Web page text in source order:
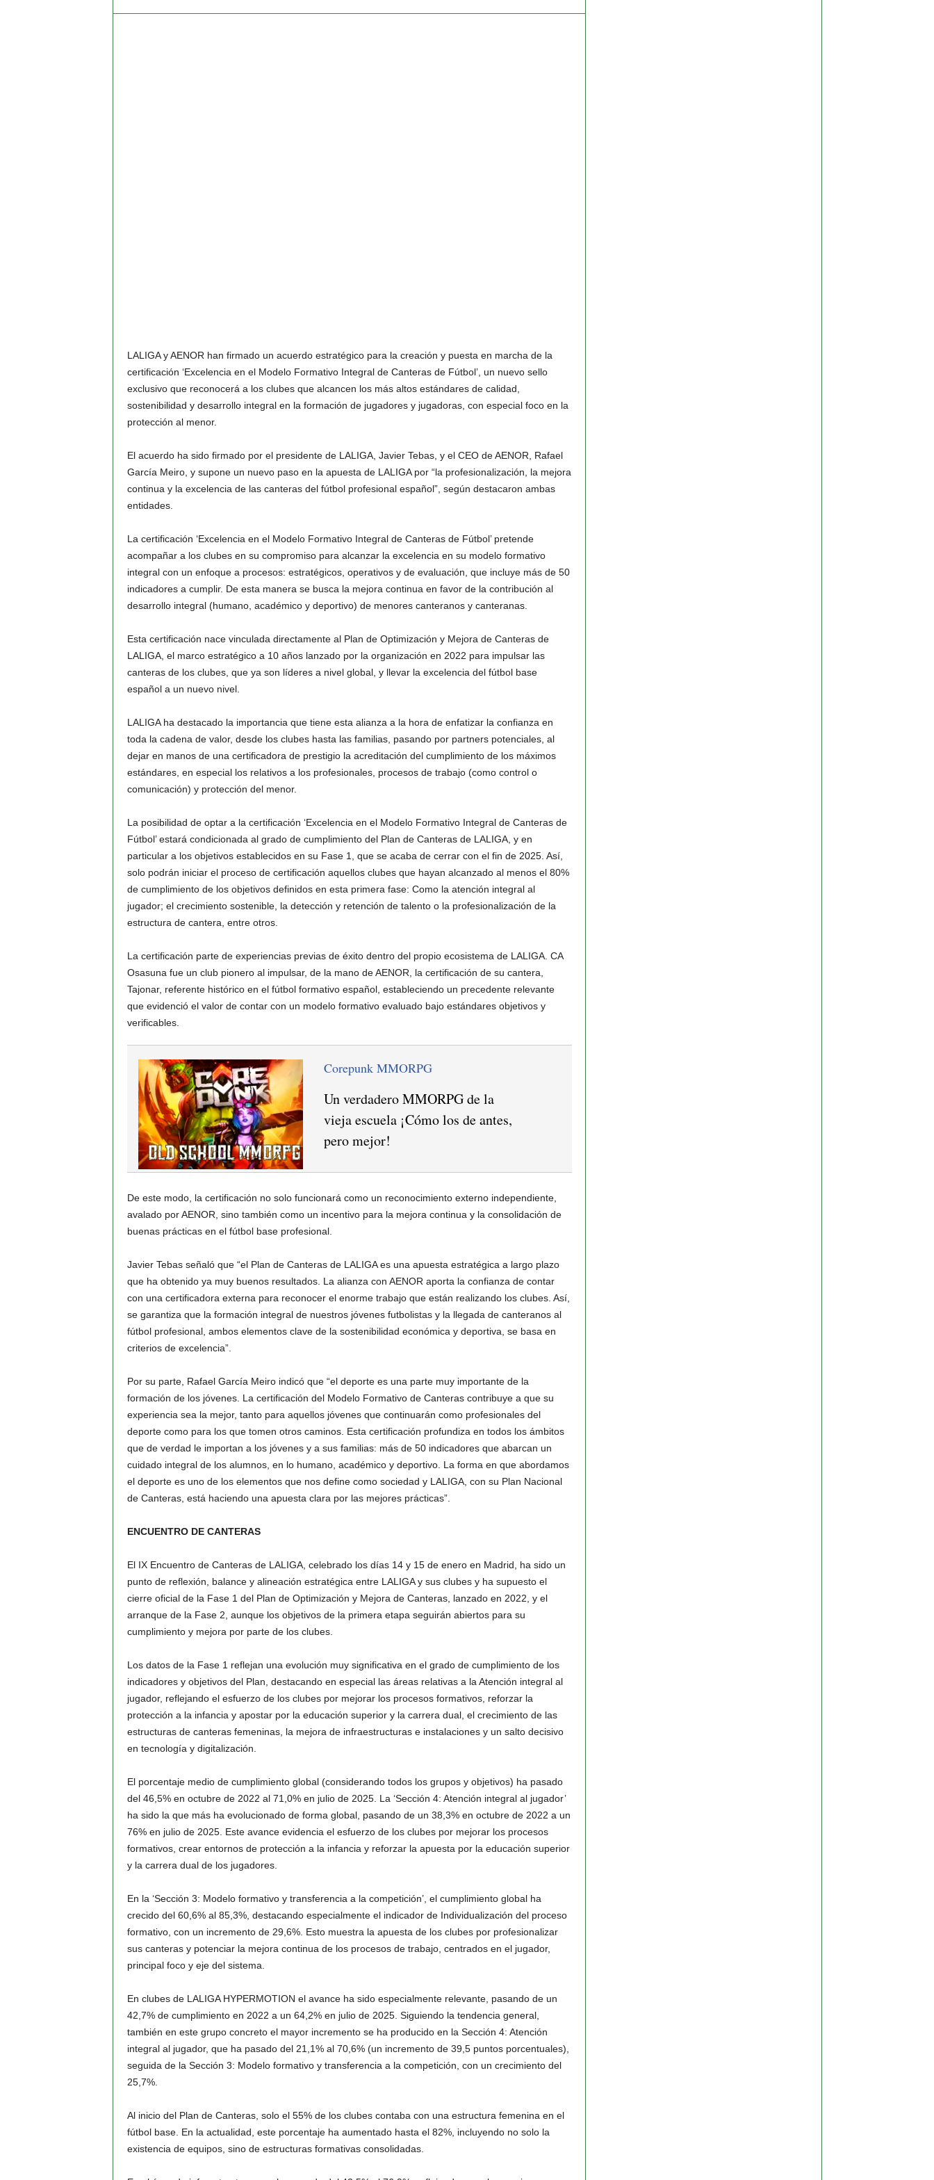
LALIGA y AENOR han firmado un acuerdo estratégico para la creación y puesta en marcha de la
certificación ‘Excelencia en el Modelo Formativo Integral de Canteras de Fútbol’, un nuevo sello
exclusivo que reconocerá a los clubes que alcancen los más altos estándares de calidad,
sostenibilidad y desarrollo integral en la formación de jugadores y jugadoras, con especial foco en la
protección al menor.
El acuerdo ha sido firmado por el presidente de LALIGA, Javier Tebas, y el CEO de AENOR, Rafael
García Meiro, y supone un nuevo paso en la apuesta de LALIGA por “la profesionalización, la mejora
continua y la excelencia de las canteras del fútbol profesional español”, según destacaron ambas
entidades.
La certificación ‘Excelencia en el Modelo Formativo Integral de Canteras de Fútbol’ pretende
acompañar a los clubes en su compromiso para alcanzar la excelencia en su modelo formativo
integral con un enfoque a procesos: estratégicos, operativos y de evaluación, que incluye más de 50
indicadores a cumplir. De esta manera se busca la mejora continua en favor de la contribución al
desarrollo integral (humano, académico y deportivo) de menores canteranos y canteranas.
Esta certificación nace vinculada directamente al Plan de Optimización y Mejora de Canteras de
LALIGA, el marco estratégico a 10 años lanzado por la organización en 2022 para impulsar las
canteras de los clubes, que ya son líderes a nivel global, y llevar la excelencia del fútbol base
español a un nuevo nivel.
LALIGA ha destacado la importancia que tiene esta alianza a la hora de enfatizar la confianza en
toda la cadena de valor, desde los clubes hasta las familias, pasando por partners potenciales, al
dejar en manos de una certificadora de prestigio la acreditación del cumplimiento de los máximos
estándares, en especial los relativos a los profesionales, procesos de trabajo (como control o
comunicación) y protección del menor.
La posibilidad de optar a la certificación ‘Excelencia en el Modelo Formativo Integral de Canteras de
Fútbol’ estará condicionada al grado de cumplimiento del Plan de Canteras de LALIGA, y en
particular a los objetivos establecidos en su Fase 1, que se acaba de cerrar con el fin de 2025. Así,
solo podrán iniciar el proceso de certificación aquellos clubes que hayan alcanzado al menos el 80%
de cumplimiento de los objetivos definidos en esta primera fase: Como la atención integral al
jugador; el crecimiento sostenible, la detección y retención de talento o la profesionalización de la
estructura de cantera, entre otros.
La certificación parte de experiencias previas de éxito dentro del propio ecosistema de LALIGA. CA
Osasuna fue un club pionero al impulsar, de la mano de AENOR, la certificación de su cantera,
Tajonar, referente histórico en el fútbol formativo español, estableciendo un precedente relevante
que evidenció el valor de contar con un modelo formativo evaluado bajo estándares objetivos y
verificables.
Corepunk MMORPG
Un verdadero MMORPG de la
vieja escuela ¡Cómo los de antes,
pero mejor!
De este modo, la certificación no solo funcionará como un reconocimiento externo independiente,
avalado por AENOR, sino también como un incentivo para la mejora continua y la consolidación de
buenas prácticas en el fútbol base profesional.
Javier Tebas señaló que “el Plan de Canteras de LALIGA es una apuesta estratégica a largo plazo
que ha obtenido ya muy buenos resultados. La alianza con AENOR aporta la confianza de contar
con una certificadora externa para reconocer el enorme trabajo que están realizando los clubes. Así,
se garantiza que la formación integral de nuestros jóvenes futbolistas y la llegada de canteranos al
fútbol profesional, ambos elementos clave de la sostenibilidad económica y deportiva, se basa en
criterios de excelencia”.
Por su parte, Rafael García Meiro indicó que “el deporte es una parte muy importante de la
formación de los jóvenes. La certificación del Modelo Formativo de Canteras contribuye a que su
experiencia sea la mejor, tanto para aquellos jóvenes que continuarán como profesionales del
deporte como para los que tomen otros caminos. Esta certificación profundiza en todos los ámbitos
que de verdad le importan a los jóvenes y a sus familias: más de 50 indicadores que abarcan un
cuidado integral de los alumnos, en lo humano, académico y deportivo. La forma en que abordamos
el deporte es uno de los elementos que nos define como sociedad y LALIGA, con su Plan Nacional
de Canteras, está haciendo una apuesta clara por las mejores prácticas”.
ENCUENTRO DE CANTERAS
El IX Encuentro de Canteras de LALIGA, celebrado los días 14 y 15 de enero en Madrid, ha sido un
punto de reflexión, balance y alineación estratégica entre LALIGA y sus clubes y ha supuesto el
cierre oficial de la Fase 1 del Plan de Optimización y Mejora de Canteras, lanzado en 2022, y el
arranque de la Fase 2, aunque los objetivos de la primera etapa seguirán abiertos para su
cumplimiento y mejora por parte de los clubes.
Los datos de la Fase 1 reflejan una evolución muy significativa en el grado de cumplimiento de los
indicadores y objetivos del Plan, destacando en especial las áreas relativas a la Atención integral al
jugador, reflejando el esfuerzo de los clubes por mejorar los procesos formativos, reforzar la
protección a la infancia y apostar por la educación superior y la carrera dual, el crecimiento de las
estructuras de canteras femeninas, la mejora de infraestructuras e instalaciones y un salto decisivo
en tecnología y digitalización.
El porcentaje medio de cumplimiento global (considerando todos los grupos y objetivos) ha pasado
del 46,5% en octubre de 2022 al 71,0% en julio de 2025. La ‘Sección 4: Atención integral al jugador’
ha sido la que más ha evolucionado de forma global, pasando de un 38,3% en octubre de 2022 a un
76% en julio de 2025. Este avance evidencia el esfuerzo de los clubes por mejorar los procesos
formativos, crear entornos de protección a la infancia y reforzar la apuesta por la educación superior
y la carrera dual de los jugadores.
En la ‘Sección 3: Modelo formativo y transferencia a la competición’, el cumplimiento global ha
crecido del 60,6% al 85,3%, destacando especialmente el indicador de Individualización del proceso
formativo, con un incremento de 29,6%. Esto muestra la apuesta de los clubes por profesionalizar
sus canteras y potenciar la mejora continua de los procesos de trabajo, centrados en el jugador,
principal foco y eje del sistema.
En clubes de LALIGA HYPERMOTION el avance ha sido especialmente relevante, pasando de un
42,7% de cumplimiento en 2022 a un 64,2% en julio de 2025. Siguiendo la tendencia general,
también en este grupo concreto el mayor incremento se ha producido en la Sección 4: Atención
integral al jugador, que ha pasado del 21,1% al 70,6% (un incremento de 39,5 puntos porcentuales),
seguida de la Sección 3: Modelo formativo y transferencia a la competición, con un crecimiento del
25,7%.
Al inicio del Plan de Canteras, solo el 55% de los clubes contaba con una estructura femenina en el
fútbol base. En la actualidad, este porcentaje ha aumentado hasta el 82%, incluyendo no solo la
existencia de equipos, sino de estructuras formativas consolidadas.